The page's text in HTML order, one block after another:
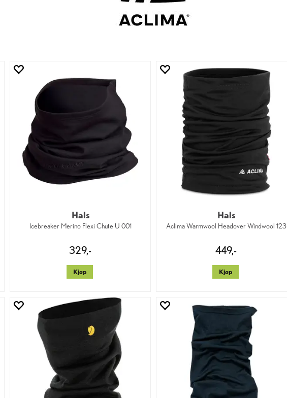
Hals
Icebreaker Merino Flexi Chute U 001
329,-
Kjøp
Hals
Aclima Warmwool Headover Windwool 123
449,-
Kjøp